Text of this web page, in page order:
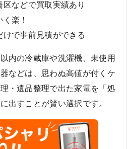
などで買取実績あり
楽！
で事前見積ができる
内の冷蔵庫や洗濯機、未使用
などは、思わぬ高値が付くケ
・遺品整理で出た家電を「処
出すことが賢い選択です。